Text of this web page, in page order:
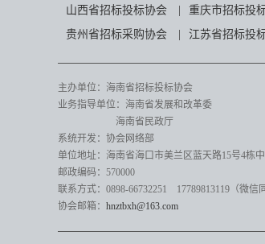
山西省招标投标协会
重庆市招标投
贵州省招标采购协会
江苏省招标投
主办单位：海南省招标投标协会
业务指导单位：海南省发展和改革委
海南省民政厅
系统开发：协会网络部
单位地址：海南省海口市美兰区蓝天路15号4栋
邮政编码：570000
联系方式：0898-66732251 17789813119（微信
协会邮箱： hnztbxh@163.com